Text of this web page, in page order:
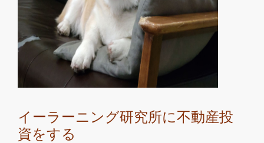
イ
ー
ー
ン
研
イーラーニング研究所に不動産投
資をする